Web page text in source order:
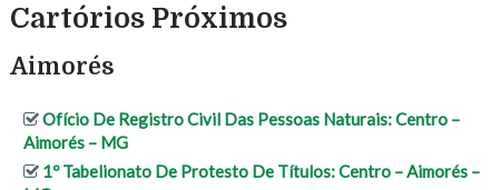
Cartórios Próximos
Aimorés
Ofício De Registro Civil Das Pessoas Naturais: Centro –
Aimorés – MG
1º Tabelionato De Protesto De Títulos: Centro – Aimorés –